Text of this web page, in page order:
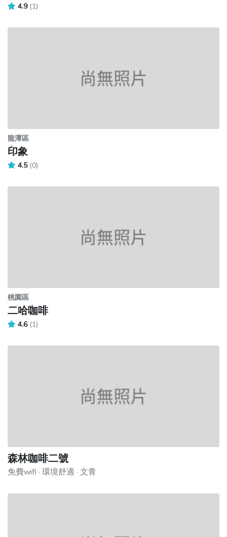
4.9 (1)
龍潭區
印象
4.5 (0)
桃園區
二哈咖啡
4.6 (1)
森林咖啡二號
免費wifi · 環境舒適 · 文青